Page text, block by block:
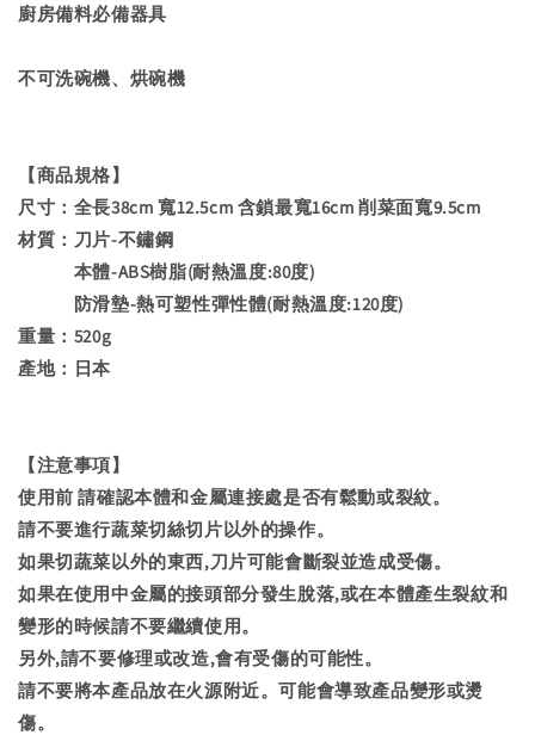
廚房備料必備器具
不可洗碗機、烘碗機
【商品規格】
尺寸：全長38cm 寬12.5cm 含鎖最寬16cm 削菜面寬9.5cm
材質：刀片-不鏽鋼
本體-ABS樹脂(耐熱溫度:80度)
防滑墊-熱可塑性彈性體(耐熱溫度:120度)
重量：520g
產地：日本
【注意事項】
使用前 請確認本體和金屬連接處是否有鬆動或裂紋。
請不要進行蔬菜切絲切片以外的操作。
如果切蔬菜以外的東西,刀片可能會斷裂並造成受傷。
如果在使用中金屬的接頭部分發生脫落,或在本體產生裂紋和
變形的時候請不要繼續使用。
另外,請不要修理或改造,會有受傷的可能性。
請不要將本產品放在火源附近。可能會導致產品變形或燙
傷。